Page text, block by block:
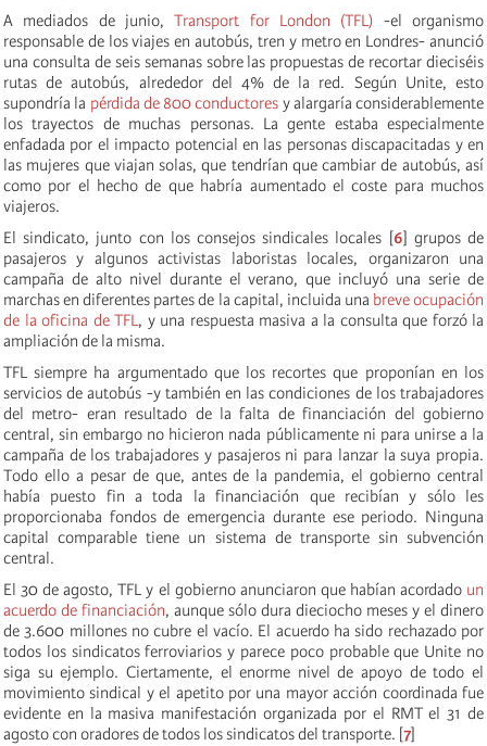
A mediados de junio,Transport for London (TFL) -el organismo
responsable de los viajes en autobús, tren y metro en Londres- anunció
una consulta de seis semanas sobre las propuestas de recortar dieciséis
rutas de autobús, alrededor del 4% de la red. Según Unite, esto
supondría la pérdida de 800 conductores y alargaría considerablemente
los trayectos de muchas personas. La gente estaba especialmente
enfadada por el impacto potencial en las personas discapacitadas y en
las mujeres que viajan solas, que tendrían que cambiar de autobús, así
como por el hecho de que habría aumentado el coste para muchos
viajeros.
El sindicato, junto con los consejos sindicales locales [6] grupos de
pasajeros y algunos activistas laboristas locales, organizaron una
campaña de alto nivel durante el verano, que incluyó una serie de
marchas en diferentes partes de la capital, incluida una breve ocupación
de la oficina de TFL, y una respuesta masiva a la consulta que forzó la
ampliación de la misma.
TFL siempre ha argumentado que los recortes que proponían en los
servicios de autobús -y también en las condiciones de los trabajadores
del metro- eran resultado de la falta de financiación del gobierno
central, sin embargo no hicieron nada públicamente ni para unirse a la
campaña de los trabajadores y pasajeros ni para lanzar la suya propia.
Todo ello a pesar de que, antes de la pandemia, el gobierno central
había puesto fin a toda la financiación que recibían y sólo les
proporcionaba fondos de emergencia durante ese periodo. Ninguna
capital comparable tiene un sistema de transporte sin subvención
central.
El 30 de agosto, TFL y el gobierno anunciaron que habían acordado un
acuerdo de financiación, aunque sólo dura dieciocho meses y el dinero
de 3.600 millones no cubre el vacío. El acuerdo ha sido rechazado por
todos los sindicatos ferroviarios y parece poco probable que Unite no
siga su ejemplo. Ciertamente, el enorme nivel de apoyo de todo el
movimiento sindical y el apetito por una mayor acción coordinada fue
evidente en la masiva manifestación organizada por el RMT el 31 de
agosto con oradores de todos los sindicatos del transporte. [7]